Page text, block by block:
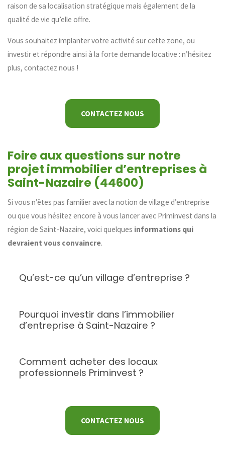
raison de sa localisation stratégique mais également de la
qualité de vie qu’elle offre.
Vous souhaitez implanter votre activité sur cette zone, ou
investir et répondre ainsi à la forte demande locative : n’hésitez
plus, contactez nous !
CONTACTEZ NOUS
Foire aux questions sur notre
projet immobilier d’entreprises à
Saint-Nazaire (44600)
Si vous n’êtes pas familier avec la notion de village d’entreprise
ou que vous hésitez encore à vous lancer avec Priminvest dans la
région de Saint-Nazaire, voici quelques informations qui
devraient vous convaincre.
Qu’est-ce qu’un village d’entreprise ?
Pourquoi investir dans l’immobilier
d’entreprise à Saint-Nazaire ?
Comment acheter des locaux
professionnels Priminvest ?
CONTACTEZ NOUS